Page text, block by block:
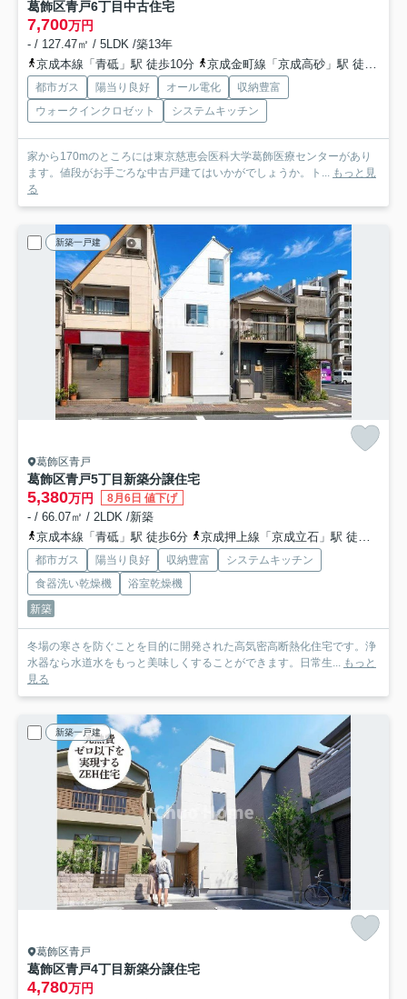
葛飾区青戸6丁目中古住宅
7,700万円
- / 127.47㎡ / 5LDK /築13年
京成本線「青砥」駅 徒歩10分
京成金町線「京成高砂」駅 徒歩15分
都市ガス 陽当り良好 オール電化
収納豊富
ウォークインクロゼット
システムキッチン
家から170mのところには東京慈恵会医科大学葛飾医療センターがあり
ます。値段がお手ごろな中古戸建てはいかがでしょうか。ト... もっと見
る
新築一戸建
葛飾区青戸
葛飾区青戸5丁目新築分譲住宅
5,380万円 8月6日 値下げ
- / 66.07㎡ / 2LDK /新築
京成本線「青砥」駅 徒歩6分
京成押上線「京成立石」駅 徒歩18分
都市ガス 陽当り良好 収納豊富
システムキッチン
食器洗い乾燥機
浴室乾燥機
新築
冬場の寒さを防ぐことを目的に開発された高気密高断熱化住宅です。浄
水器なら水道水をもっと美味しくすることができます。日常生... もっと
見る
新築一戸建
葛飾区青戸
葛飾区青戸4丁目新築分譲住宅
4,780万円